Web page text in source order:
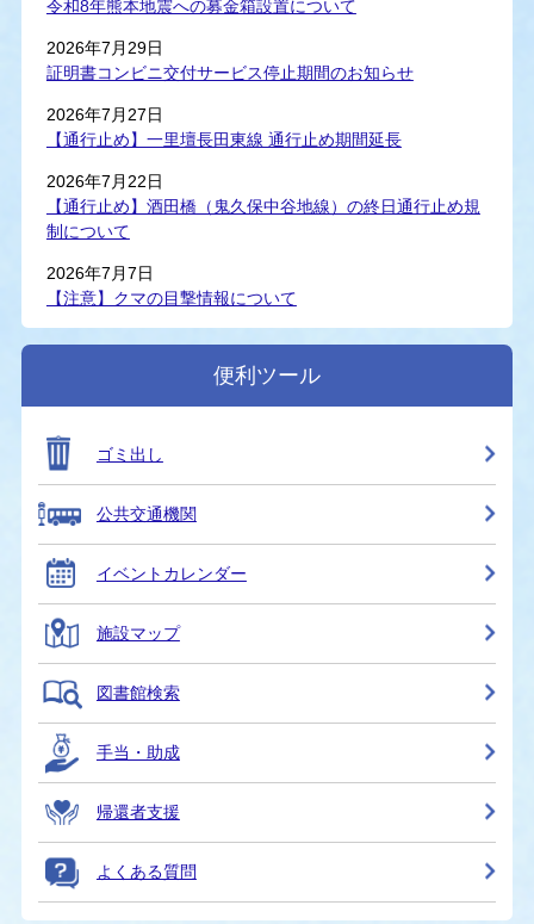
令和8年熊本地震への募金箱設置について
2026年7月29日
証明書コンビニ交付サービス停止期間のお知らせ
2026年7月27日
【通行止め】一里壇長田東線 通行止め期間延長
2026年7月22日
【通行止め】酒田橋（鬼久保中谷地線）の終日通行止め規
制について
2026年7月7日
【注意】クマの目撃情報について
便利ツール
ゴミ出し
公共交通機関
イベントカレンダー
施設マップ
図書館検索
手当・助成
帰還者支援
よくある質問